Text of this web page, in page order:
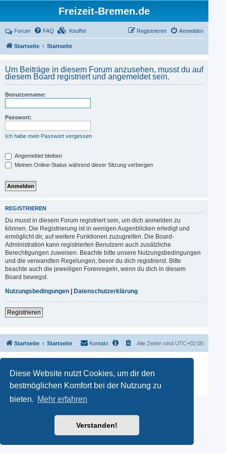
Diese Website nutzt Cookies, um dir den
bestmöglichen Komfort bei der Nutzung zu
bieten. Mehr erfahren
Verstanden!
Freizeit-Bremen.de
Forum FAQ Knuffel Anmelden
Registrieren
Startseite Startseite
Um Beiträge in diesem Forum anzusehen, musst du auf
diesem Board registriert und angemeldet sein.
Benutzername:
Passwort:
Ich habe mein Passwort vergessen
Angemeldet bleiben
Meinen Online-Status während dieser Sitzung verbergen
REGISTRIEREN
Du musst in diesem Forum registriert sein, um dich anmelden zu
können. Die Registrierung ist in wenigen Augenblicken erledigt und
ermöglicht dir, auf weitere Funktionen zuzugreifen. Die Board-
Administration kann registrierten Benutzern auch zusätzliche
Berechtigungen zuweisen. Beachte bitte unsere Nutzungsbedingungen
und die verwandten Regelungen, bevor du dich registrierst. Bitte
beachte auch die jeweiligen Forenregeln, wenn du dich in diesem
Board bewegst.
Nutzungsbedingungen | Datenschutzerklärung
Registrieren
Startseite Startseite Alle Zeiten sind UTC+02:00
Kontakt
Deutsche Übersetzung durch
phpBB.de
phpBB SiteMaker
Datenschutz| Nutzungsbedingungen